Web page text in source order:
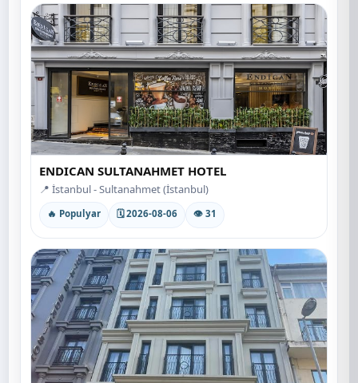
ENDICAN SULTANAHMET HOTEL
📍 İstanbul - Sultanahmet (İstanbul)
🔥 Populyar 🗓 2026-08-06 👁 31